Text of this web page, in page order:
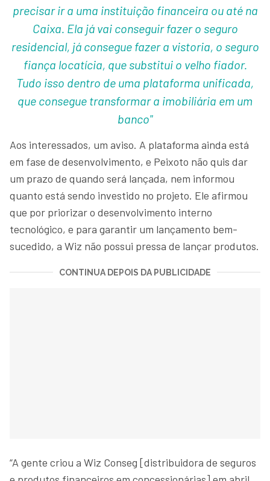
precisar ir a uma instituição financeira ou até na
Caixa. Ela já vai conseguir fazer o seguro
residencial, já consegue fazer a vistoria, o seguro
fiança locatícia, que substitui o velho fiador.
Tudo isso dentro de uma plataforma unificada,
que consegue transformar a imobiliária em um
banco"
Aos interessados, um aviso. A plataforma ainda está
em fase de desenvolvimento, e Peixoto não quis dar
um prazo de quando será lançada, nem informou
quanto está sendo investido no projeto. Ele afirmou
que por priorizar o desenvolvimento interno
tecnológico, e para garantir um lançamento bem-
sucedido, a Wiz não possui pressa de lançar produtos.
CONTINUA DEPOIS DA PUBLICIDADE
“A gente criou a Wiz Conseg [distribuidora de seguros